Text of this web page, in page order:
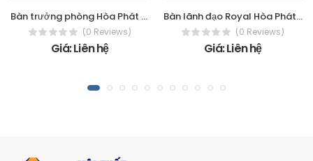
Bàn trưởng phòng Hòa Phát - The One
(0 Reviews)
Giá: Liên hệ
Bàn lãnh đạo Royal Hòa Phát - The One
(0 Reviews)
Giá: Liên hệ